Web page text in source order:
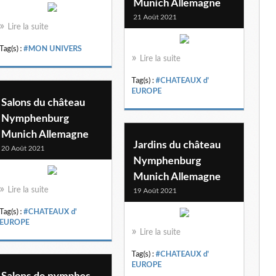
Lire la suite
Tag(s) : #MON UNIVERS
Munich Allemagne
21 Août 2021
Lire la suite
Tag(s) : #CHATEAUX d'
EUROPE
Salons du château
Nymphenburg
Munich Allemagne
20 Août 2021
Lire la suite
Tag(s) : #CHATEAUX d'
EUROPE
Jardins du château
Nymphenburg
Munich Allemagne
19 Août 2021
Lire la suite
Tag(s) : #CHATEAUX d'
EUROPE